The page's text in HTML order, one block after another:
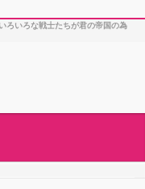
ろいろな戦士たちが君の帝国の為